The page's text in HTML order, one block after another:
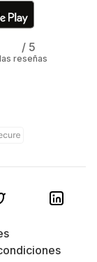
/ 5
reseñas